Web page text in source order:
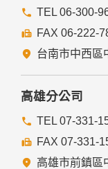
六、Cookie之使用
為了提供您最佳的
們的Cookie，若您
瀏覽器功能項中設
七、隱私權保護政策
款將刊登於網站上。
TEL 06-300-
FAX 06-222-
台南市中西區
高雄分公司
TEL 07-331-
FAX 07-331-
高雄市前鎮區